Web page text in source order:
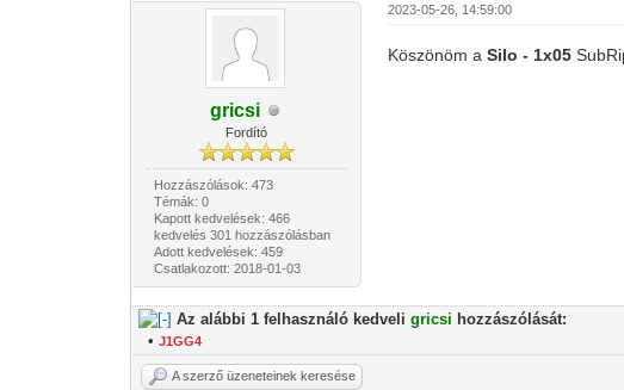
gricsi
Fordító
Hozzászólások: 473
Témák: 0
Kapott kedvelések: 466
kedvelés 301 hozzászólásban
Adott kedvelések: 459
Csatlakozott: 2018-01-03
2023-05-26, 14:59:00
Köszönöm aSilo - 1x05
Az alábbi 1 felhasználó kedveligricsi hozzászólását:
•J1GG4
A szerző üzeneteinek keresése